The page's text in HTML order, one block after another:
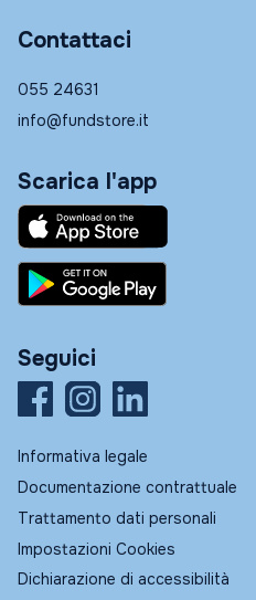
Contattaci
055 24631
info@fundstore.it
Scarica l'app
Seguici
Informativa legale
Documentazione contrattuale
Trattamento dati personali
Impostazioni Cookies
Dichiarazione di accessibilità